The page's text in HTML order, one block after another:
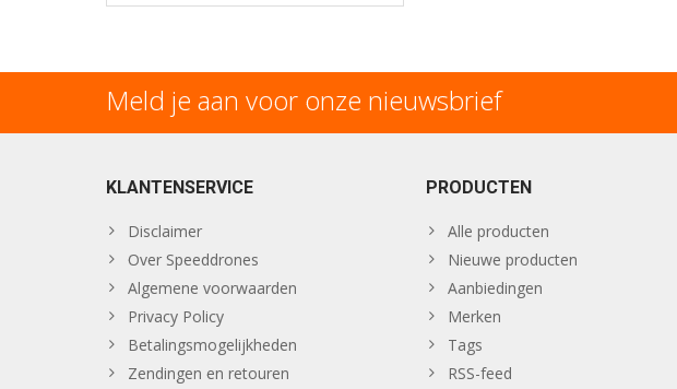
Meld je aan voor onze nieuwsbrief
KLANTENSERVICE
Disclaimer
Over Speeddrones
Algemene voorwaarden
Privacy Policy
Betalingsmogelijkheden
Zendingen en retouren
PRODUCTEN
Alle producten
Nieuwe producten
Aanbiedingen
Merken
Tags
RSS-feed